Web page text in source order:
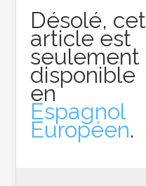
Désolé, cet
article est
seulement
disponible
en
Espagnol
Européen.